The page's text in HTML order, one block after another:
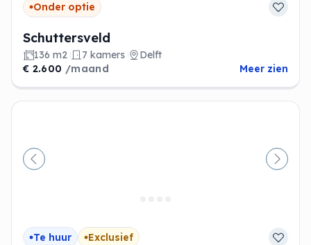
Onder optie
Schuttersveld
136 m2 7 kamers
Delft
€ 2.600 /maand Meer zien
Vorige
Te huur Exclusief